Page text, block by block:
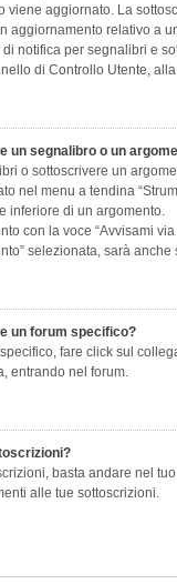
viene aggiornato. La
aggiornamento relativo a
notifica per segnalibri e
di Controllo Utente, alla
un segnalibro o un
o sottoscrivere un
nel menu a tendina
inferiore di un argomento.
con la voce “Avvisami
selezionata, sarà anche
un forum specifico?
fare click sul
entrando nel forum.
basta andare nel
alle tue sottoscrizioni.